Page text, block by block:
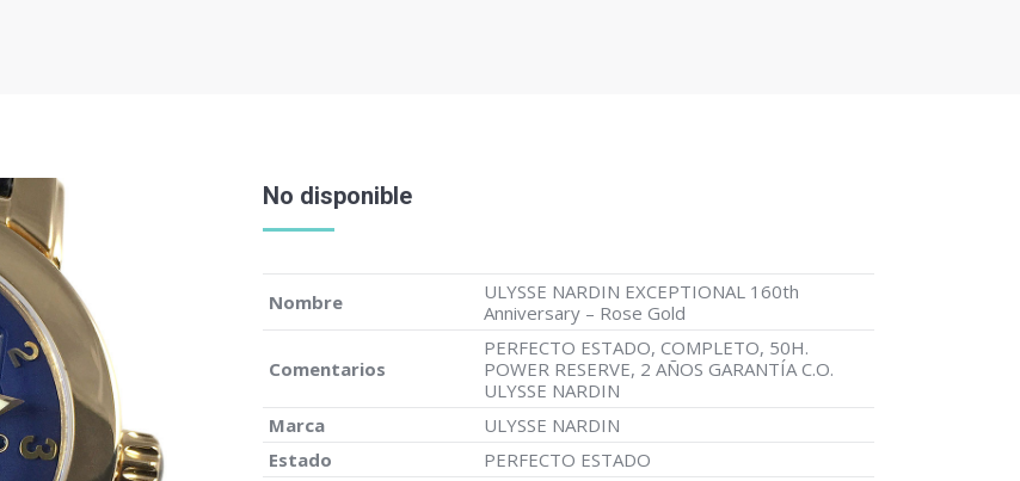
No disponible
Nombre
ULYSSE NARDIN EXCEPTIONAL 160th
Anniversary – Rose Gold
Comentarios
PERFECTO ESTADO, COMPLETO, 50H.
POWER RESERVE, 2 AÑOS GARANTÍA C.O.
ULYSSE NARDIN
Marca
ULYSSE NARDIN
Estado
PERFECTO ESTADO